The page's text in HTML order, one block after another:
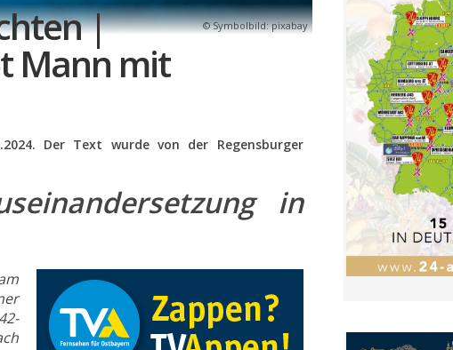
Symbolbild: pixabay
|
Mann mit
Der Text wurde von der Regensburger
in